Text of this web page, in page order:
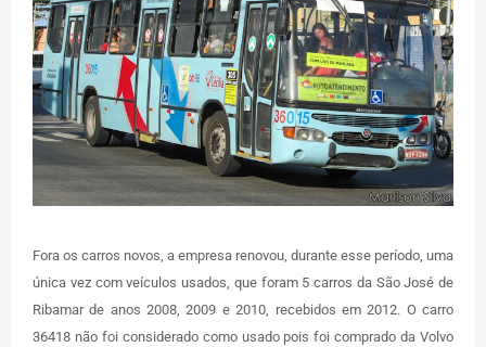
Fora os carros novos, a empresa renovou, durante esse período, uma
única vez com veículos usados, que foram 5 carros da São José de
Ribamar de anos 2008, 2009 e 2010, recebidos em 2012. O carro
36418 não foi considerado como usado pois foi comprado da Volvo